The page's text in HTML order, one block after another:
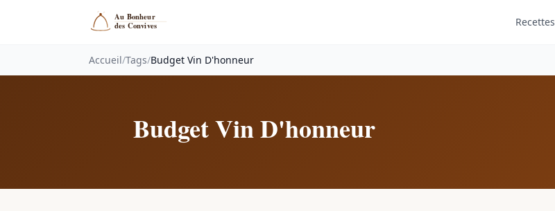
Recettes
Accueil/Tags/Budget Vin D'honneur
Budget Vin D'honneur